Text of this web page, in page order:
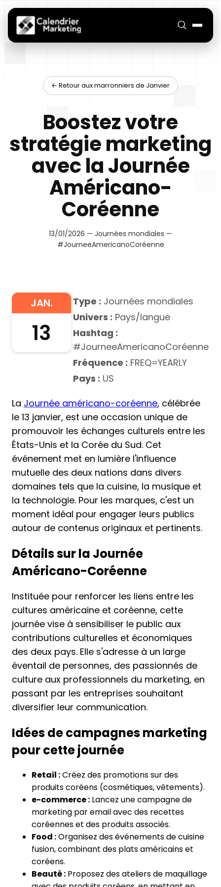
← Retour aux marronniers de Janvier
Boostez votre
stratégie marketing
avec la Journée
Américano-
Coréenne
13/01/2026 — Journées mondiales —
#JourneeAmericanoCoréenne
JAN.
13
Type : Journées mondiales
Univers : Pays/langue
Hashtag :
#JourneeAmericanoCoréenne
Fréquence : FREQ=YEARLY
Pays : US
La Journée américano-coréenne, célébrée
le 13 janvier, est une occasion unique de
promouvoir les échanges culturels entre les
États-Unis et la Corée du Sud. Cet
événement met en lumière l'influence
mutuelle des deux nations dans divers
domaines tels que la cuisine, la musique et
la technologie. Pour les marques, c'est un
moment idéal pour engager leurs publics
autour de contenus originaux et pertinents.
Détails sur la Journée
Américano-Coréenne
Instituée pour renforcer les liens entre les
cultures américaine et coréenne, cette
journée vise à sensibiliser le public aux
contributions culturelles et économiques
des deux pays. Elle s'adresse à un large
éventail de personnes, des passionnés de
culture aux professionnels du marketing, en
passant par les entreprises souhaitant
diversifier leur communication.
Idées de campagnes marketing
pour cette journée
Retail :Créez des promotions sur des
produits coréens (cosmétiques, vêtements).
e-commerce : Lancez une campagne de
marketing par email avec des recettes
coréennes et des produits associés.
Food :Organisez des événements de cuisine
fusion, combinant des plats américains et
coréens.
Beauté : Proposez des ateliers de maquillage